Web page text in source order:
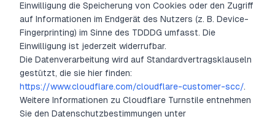
Einwilligung die Speicherung von Cookies oder den Zugriff
auf Informationen im Endgerät des Nutzers (z. B. Device-
Fingerprinting) im Sinne des TDDDG umfasst. Die
Einwilligung ist jederzeit widerrufbar.
Die Datenverarbeitung wird auf Standardvertragsklauseln
gestützt, die sie hier finden:
https://www.cloudflare.com/cloudflare-customer-scc/.
Weitere Informationen zu Cloudflare Turnstile entnehmen
Sie den Datenschutzbestimmungen unter